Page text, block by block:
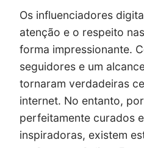
Os influenciadores
atenção e o respeito
forma impressionante.
seguidores e um
tornaram verdadeiras
internet. No entanto,
perfeitamente curados
inspiradoras, existem